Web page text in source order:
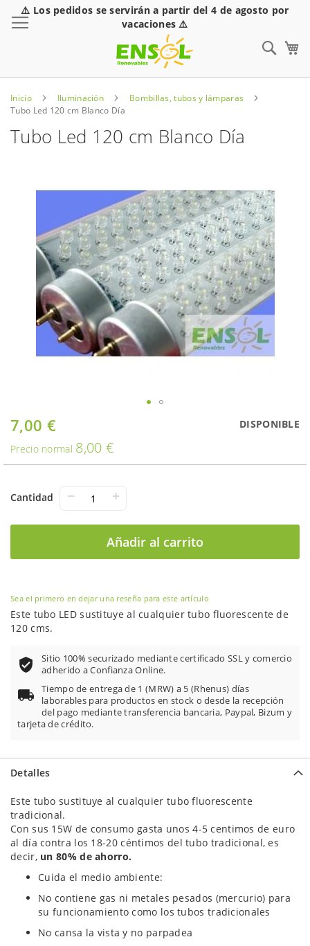
⚠️ Los pedidos se servirán a partir del 4 de agosto por
vacaciones ⚠️
Inicio Iluminación
Bombillas, tubos y lámparas
Tubo Led 120 cm Blanco Día
Tubo Led 120 cm Blanco Día
Oferta
7,00 €
Precio normal 8,00 €
DISPONIBLE
Cantidad − +
Añadir al carrito
imágenes
Saltar
al
comienzo
de
Sea el primero en dejar una reseña para este artículo
Este tubo LED sustituye al cualquier tubo fluorescente de
120 cms.
Sitio 100% securizado mediante certificado SSL y comercio
adherido a Confianza Online.
Tiempo de entrega de 1 (MRW) a 5 (Rhenus) días
laborables para productos en stock o desde la recepción
del pago mediante transferencia bancaria, Paypal, Bizum y
tarjeta de crédito.
Detalles
Este tubo sustituye al cualquier tubo fluorescente
tradicional.
Con sus 15W de consumo gasta unos 4-5 centimos de euro
al día contra los 18-20 céntimos del tubo tradicional, es
decir, un 80% de ahorro.
Cuida el medio ambiente:
No contiene gas ni metales pesados (mercurio) para
su funcionamiento como los tubos tradicionales
No cansa la vista y no parpadea